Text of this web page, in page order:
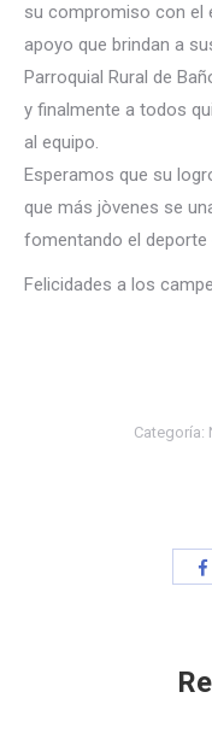
su compromiso con el
apoyo que brindan a
Parroquial Rural de
y finalmente a todos
al equipo.
Esperamos que su
que más jòvenes se
fomentando el deporte
Felicidades a los
Categoría: